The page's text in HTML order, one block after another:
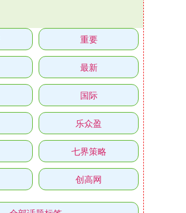
重要
最新
国际
乐众盈
七界策略
创高网